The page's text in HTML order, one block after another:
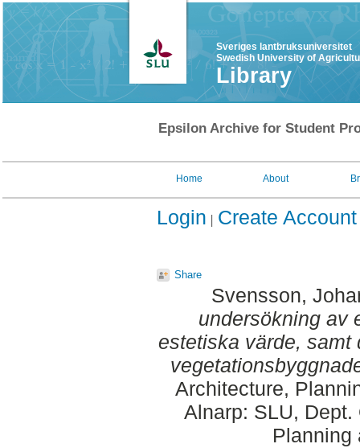
Sveriges lantbruksuniversitet
Swedish University of
Library
Epsilon Archive for Student
Home About
Login Create Account
Share
Svensson,
undersökning av
estetiska värde, samt
Architecture,
Alnarp: SLU,
Planning